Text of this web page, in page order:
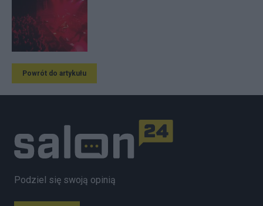
Powrót do artykułu
Podziel się swoją opinią